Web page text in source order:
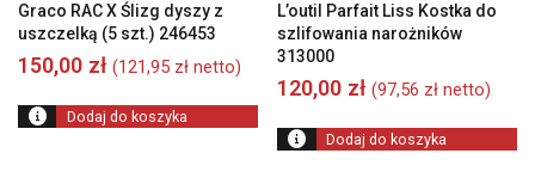
Graco RAC X Ślizg dyszy z
uszczelką (5 szt.) 246453
150,00 zł (121,95 zł netto)
Dodaj do koszyka
L’outil Parfait Liss Kostka do
szlifowania narożników
313000
120,00 zł (97,56 zł netto)
Dodaj do koszyka